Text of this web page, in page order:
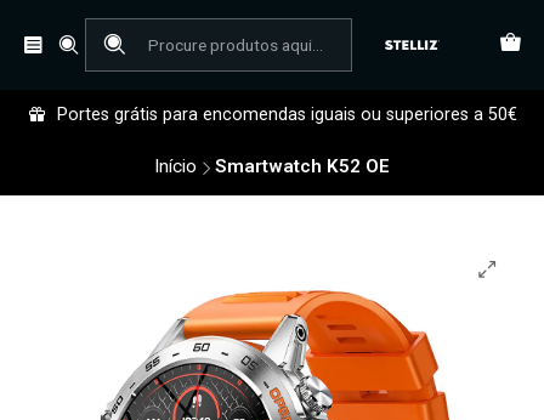
Portes grátis para encomendas iguais ou superiores a 50€
Início Smartwatch K52 OE